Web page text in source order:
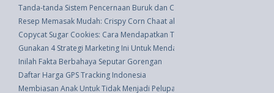
Tanda-tanda Sistem Pencernaan Buruk dan Cara Meningkatkan
Resep Memasak Mudah: Crispy Corn Chaat ala Mumbai
Copycat Sugar Cookies: Cara Mendapatkan Tekstur Lembut yang
Gunakan 4 Strategi Marketing Ini Untuk Mendapatkan Loyalitas Customer
Inilah Fakta Berbahaya Seputar Gorengan
Daftar Harga GPS Tracking Indonesia
Membiasan Anak Untuk Tidak Menjadi Pelupa